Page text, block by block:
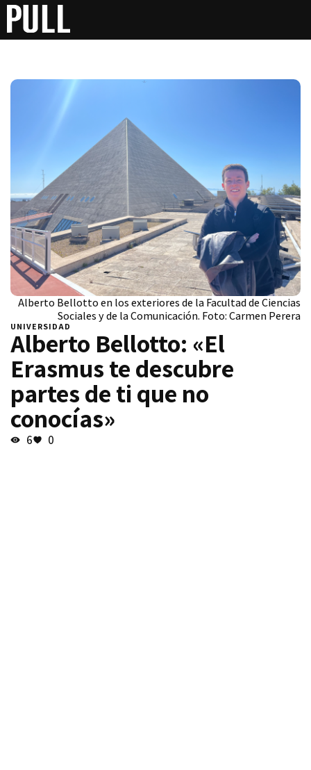
Alberto Bellotto en los exteriores de la Facultad de Ciencias
Sociales y de la Comunicación. Foto: Carmen Perera
UNIVERSIDAD
Alberto Bellotto: «El
Erasmus te descubre
partes de ti que no
conocías»
6 0